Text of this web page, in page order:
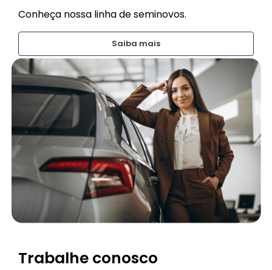
Conheça nossa linha de seminovos.
Saiba mais
Trabalhe conosco